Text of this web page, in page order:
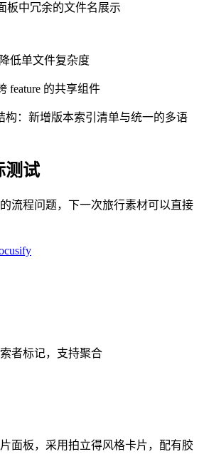
板中冗余的文件名展示
低单文件复杂度
feature 的共享组件
构：新增版本索引清单与统一的多语
测试
流程问题，下一次旅行素材可以直接
者标记，支持聚合
面板，采用拍立得风格卡片，配有胶